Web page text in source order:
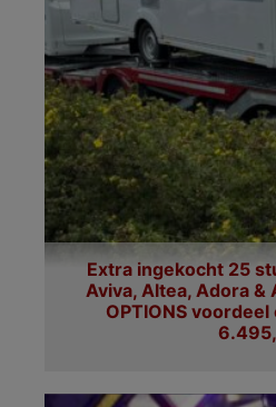
Extra ingekocht 25
Aviva, Altea, Adora &
OPTIONS